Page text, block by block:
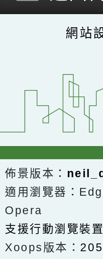
網站
佈景版本：
適用瀏覽器：
Opera
支援行動瀏覽裝置
Xoops版本：